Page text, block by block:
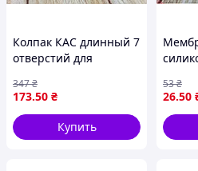
Колпак КАС длинный 7
отверстий для
формирует большие
капли для защиты
растений
173.50 ₴
347₴
Купить
26.50
53₴